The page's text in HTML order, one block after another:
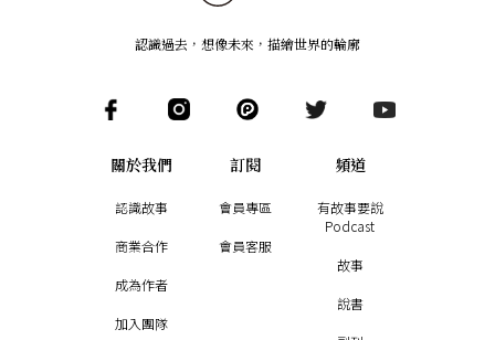
認識過去，想像未來 ， 描繪世界的輪廓
關於我們
認識故事
商業合作
成為作者
加入團隊
訂閱
會員專區
會員客服
頻道
有故事要說
Podcast
故事
說書